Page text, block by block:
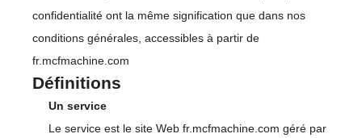
confidentialité ont la même signification que dans nos
conditions générales, accessibles à partir de
fr.mcfmachine.com
Définitions
Un service
Le service est le site Web fr.mcfmachine.com géré par